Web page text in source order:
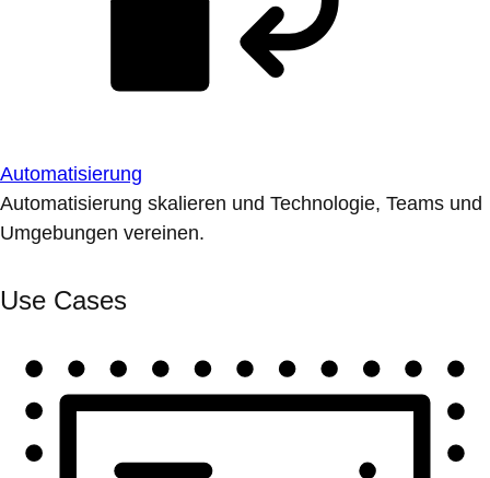
Automatisierung
Automatisierung skalieren und Technologie, Teams und
Umgebungen vereinen.
Use Cases